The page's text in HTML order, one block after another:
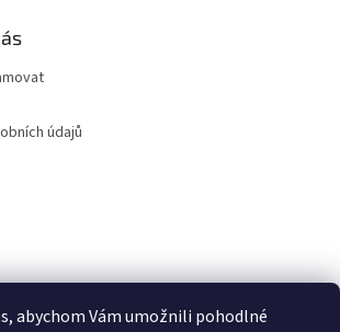
abychom Vám umožnili pohodlné
údajů
HLEDAT